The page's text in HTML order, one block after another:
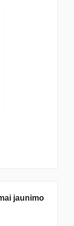
jaunimo